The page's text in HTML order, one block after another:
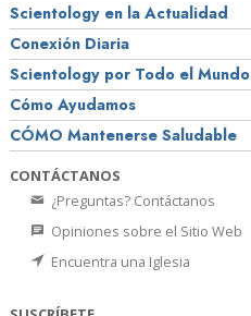
Scientology en la Actualidad
Conexión Diaria
Scientology por Todo el Mundo
Cómo Ayudamos
CÓMO Mantenerse Saludable
CONTÁCTANOS
¿Preguntas? Contáctanos
Opiniones sobre el Sitio Web
Encuentra una Iglesia